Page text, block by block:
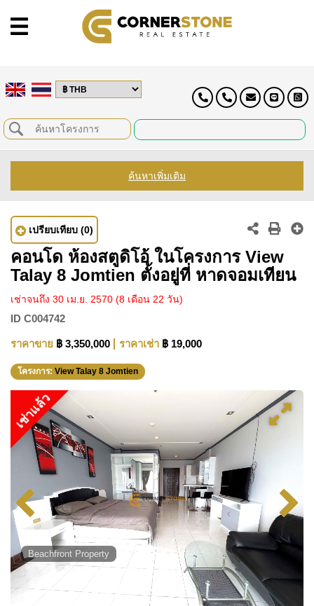
ค้นหาเพิ่มเติม
เปรียบเทียบ (0)
คอนโด ห้องสตูดิโอ้ ในโครงการ View
Talay 8 Jomtien ตั้งอยู่ที่ หาดจอมเทียน
เช่าจนถึง 30 เม.ย. 2570 (8 เดือน 22 วัน)
ID C004742
ราคาขาย ฿ 3,350,000 ราคาเช่า ฿ 19,000
โครงการ: View Talay 8 Jomtien
เช่าแล้ว
Beachfront Property